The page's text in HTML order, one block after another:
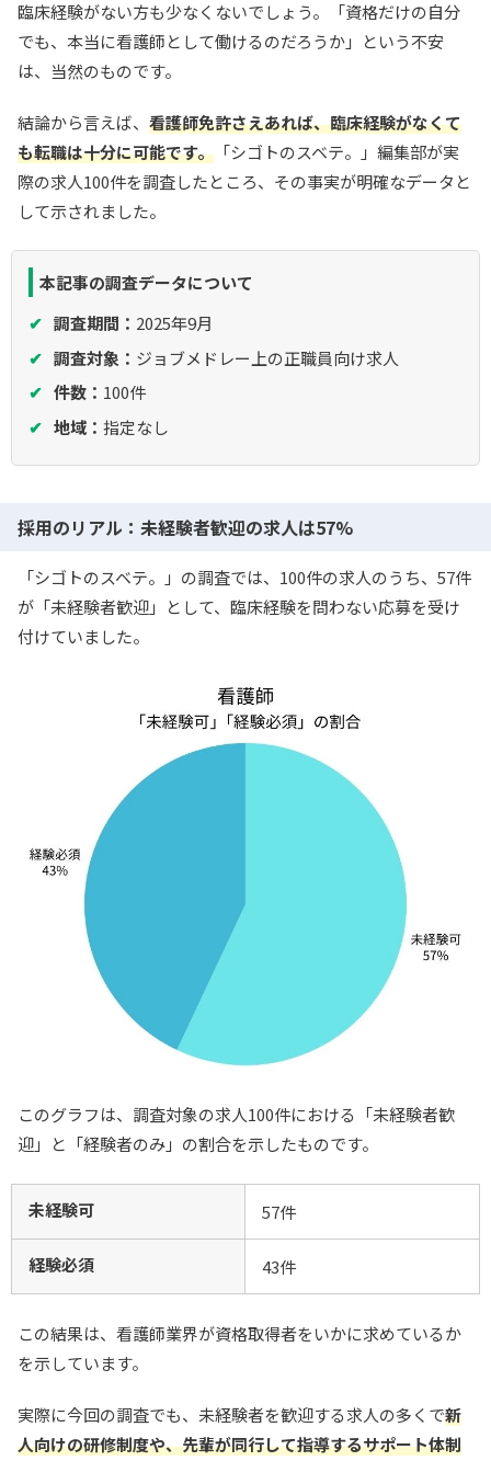
臨床経験がない方も少なくないでしょう。「資格だけの自分
でも、本当に看護師として働けるのだろうか」という不安
は、当然のものです。
結論から言えば、 看護師免許さえあれば、臨床経験がなくて
も転職は十分に可能です。 「シゴトのスベテ。」編集部が実
際の求人100件を調査したところ、その事実が明確なデータと
して示されました。
本記事の調査データについて
調査期間： 2025年9月
調査対象： ジョブメドレー上の正職員向け求人
件数： 100件
地域： 指定なし
採用のリアル：未経験者歓迎の求人は57%
「シゴトのスベテ。」の調査では、100件の求人のうち、57件
が「未経験者歓迎」として、臨床経験を問わない応募を受け
付けていました。
このグラフは、調査対象の求人100件における「未経験者歓
迎」と「経験者のみ」の割合を示したものです。
未経験可 57件
経験必須 43件
この結果は、看護師業界が資格取得者をいかに求めているか
を示しています。
実際に今回の調査でも、未経験者を歓迎する求人の多くで新
人向けの研修制度や、先輩が同行して指導するサポート体制